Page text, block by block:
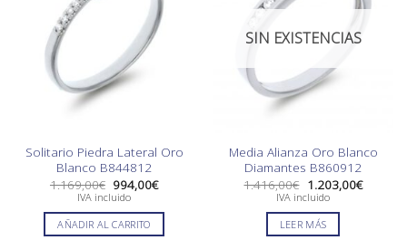
Solitario Piedra Lateral Oro
Blanco B844812
1.169,00€ El
precio
original
era:
1.169,00€.
994,00€El
precio
es:
994,00€.
IVA incluido
AÑADIR AL CARRITO
SIN EXISTENCIAS
Media Alianza Oro Blanco
Diamantes B860912
1.416,00€ El
precio
original
era:
1.416,00€.
1.203,00€El
precio
IVA incluido
LEER MÁS